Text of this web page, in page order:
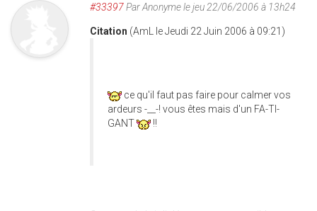
#33397ParAnonymele jeu 22/06/2006 à 13h24
Citation (AmL le Jeudi 22 Juin 2006 à 09:21)
ce qu'il faut pas faire pour calmer vos
ardeurs -__-! vous êtes mais d'un FA-TI-
GANT
!!